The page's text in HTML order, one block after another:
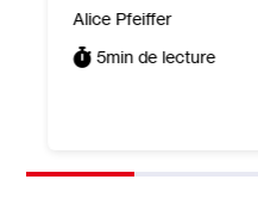
Alice Pfeiffer
5min de lecture